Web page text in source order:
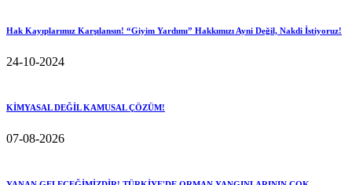
Hak Kayıplarımız Karşılansın! “Giyim Yardımı” Hakkımızı Ayni Değil, Nakdi İstiyoruz!
24-10-2024
KİMYASAL DEĞİL KAMUSAL ÇÖZÜM!
07-08-2026